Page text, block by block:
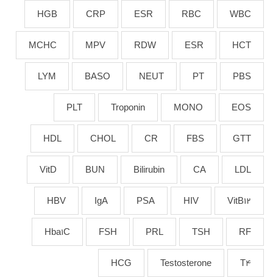
WBC
RBC
ESR
CRP
HGB
HCT
ESR
RDW
MPV
MCHC
PBS
PT
NEUT
BASO
LYM
EOS
MONO
Troponin
PLT
GTT
FBS
CR
CHOL
HDL
LDL
CA
Bilirubin
BUN
VitD
VitB12
HIV
PSA
IgA
HBV
RF
TSH
PRL
FSH
Hba1C
T4
Testosterone
HCG